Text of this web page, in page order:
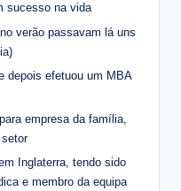
sucesso na vida
verão passavam lá uns
depois efetuou um MBA
empresa da família,
Inglaterra, tendo sido
e membro da equipa